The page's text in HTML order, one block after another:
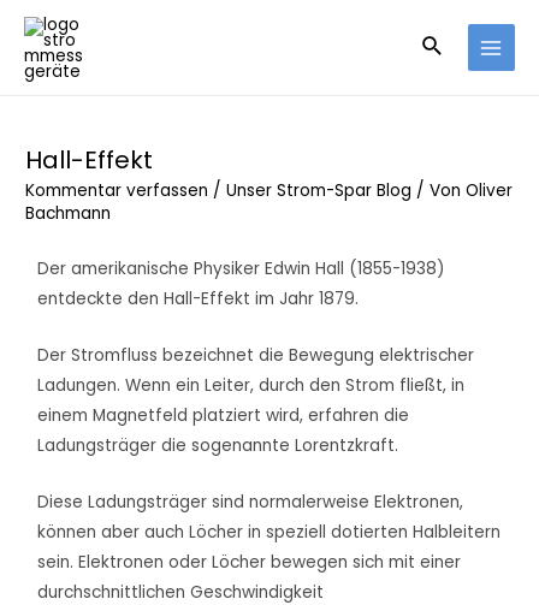
Hall-Effekt
Kommentar verfassen /Unser Strom-Spar Blog / VonOliver
Bachmann
Der amerikanische Physiker Edwin Hall (1855-1938)
entdeckte den Hall-Effekt im Jahr 1879.
Der Stromfluss bezeichnet die Bewegung elektrischer
Ladungen. Wenn ein Leiter, durch den Strom fließt, in
einem Magnetfeld platziert wird, erfahren die
Ladungsträger die sogenannte Lorentzkraft.
Diese Ladungsträger sind normalerweise Elektronen,
können aber auch Löcher in speziell dotierten Halbleitern
sein. Elektronen oder Löcher bewegen sich mit einer
durchschnittlichen Geschwindigkeit